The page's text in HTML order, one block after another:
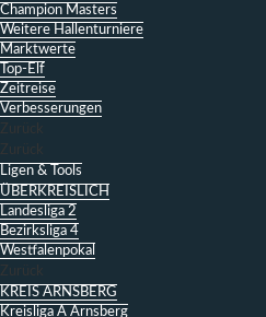
Champion Masters
Weitere Hallenturniere
Marktwerte
Top-Elf
Zeitreise
Verbesserungen
Zurück
Zurück
Ligen & Tools
ÜBERKREISLICH
Landesliga 2
Bezirksliga 4
Westfalenpokal
Zurück
KREIS ARNSBERG
Kreisliga A Arnsberg